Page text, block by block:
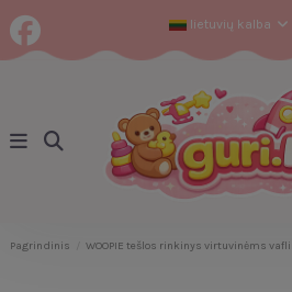
lietuvių kalba
Pagrindinis WOOPIE tešlos rinkinys virtuvinėms